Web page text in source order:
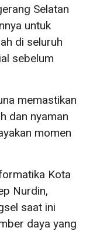
Selatan
untuk
di seluruh
sebelum
memastikan
dan nyaman
momen
Kota
Nurdin,
saat ini
daya yang